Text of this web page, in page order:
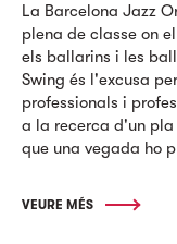
La Barcelona Jazz
plena de classe on
els ballarins i les
Swing és l'excusa
professionals i
a la recerca d'un pla
que una vegada ho
VEURE MÉS